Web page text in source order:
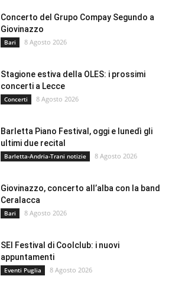
Concerto del Grupo Compay Segundo a
Giovinazzo
Bari 8 Agosto 2026
Stagione estiva della OLES: i prossimi
concerti a Lecce
Concerti 8 Agosto 2026
Barletta Piano Festival, oggi e lunedì gli
ultimi due recital
Barletta-Andria-Trani notizie 8 Agosto 2026
Giovinazzo, concerto all’alba con la band
Ceralacca
Bari 8 Agosto 2026
SEI Festival di Coolclub: i nuovi
appuntamenti
Eventi Puglia 8 Agosto 2026